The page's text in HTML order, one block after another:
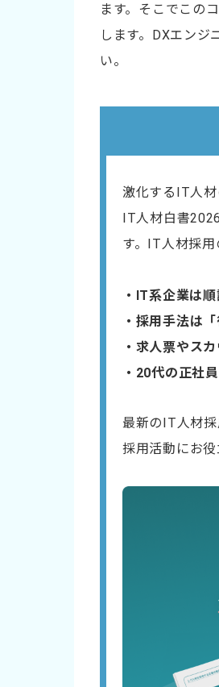
ます。そこでこの
します。DXエンジ
い。
激化するIT人材
IT人材白書
す。IT人材採用
・IT系企業は
・採用手法は
・​求人票やス
・20代の正社
最新のIT人材
採用活動にお役